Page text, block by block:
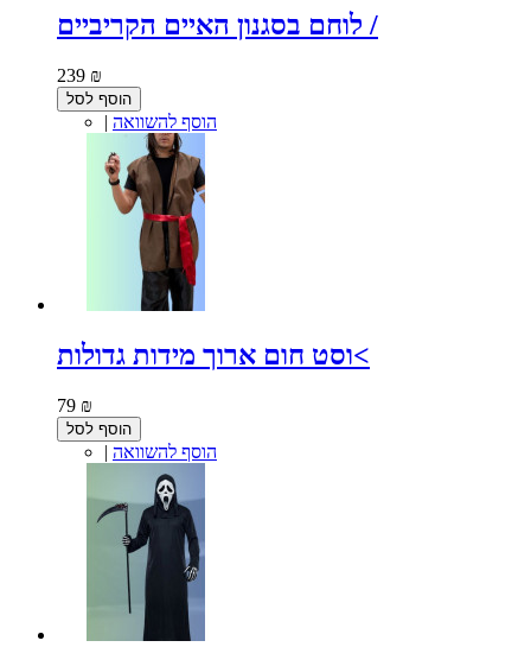
לוחם בסגנון האיים הקריביים /
239 ₪
הוסף לסל
| הוסף להשוואה
וסט חום ארוך מידות גדולות<
79 ₪
הוסף לסל
| הוסף להשוואה